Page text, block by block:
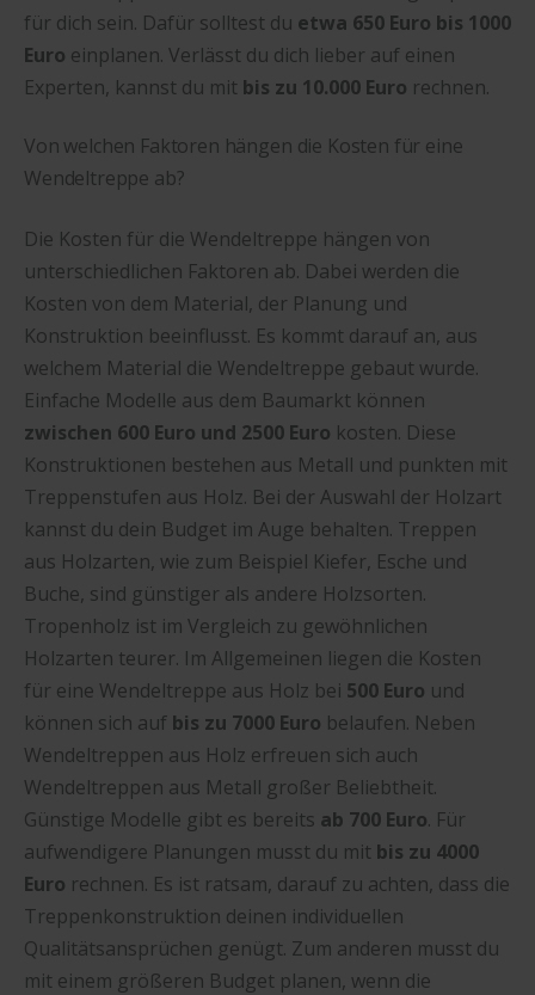
für dich sein. Dafür solltest du etwa 650 Euro bis 1000
Euro einplanen. Verlässt du dich lieber auf einen
Experten, kannst du mit bis zu 10.000 Euro rechnen.
Von welchen Faktoren hängen die Kosten für eine
Wendeltreppe ab?
Die Kosten für die Wendeltreppe hängen von
unterschiedlichen Faktoren ab. Dabei werden die
Kosten von dem Material, der Planung und
Konstruktion beeinflusst. Es kommt darauf an, aus
welchem Material die Wendeltreppe gebaut wurde.
Einfache Modelle aus dem Baumarkt können
zwischen 600 Euro und 2500 Euro kosten. Diese
Konstruktionen bestehen aus Metall und punkten mit
Treppenstufen aus Holz. Bei der Auswahl der Holzart
kannst du dein Budget im Auge behalten. Treppen
aus Holzarten, wie zum Beispiel Kiefer, Esche und
Buche, sind günstiger als andere Holzsorten.
Tropenholz ist im Vergleich zu gewöhnlichen
Holzarten teurer. Im Allgemeinen liegen die Kosten
für eine Wendeltreppe aus Holz bei 500 Euro und
können sich auf bis zu 7000 Euro belaufen. Neben
Wendeltreppen aus Holz erfreuen sich auch
Wendeltreppen aus Metall großer Beliebtheit.
Günstige Modelle gibt es bereits ab 700 Euro. Für
aufwendigere Planungen musst du mit bis zu 4000
Euro rechnen. Es ist ratsam, darauf zu achten, dass die
Treppenkonstruktion deinen individuellen
Qualitätsansprüchen genügt. Zum anderen musst du
mit einem größeren Budget planen, wenn die